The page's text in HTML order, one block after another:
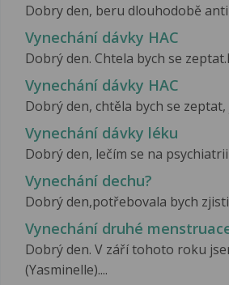
Dobry den, beru dlouhodobě
Vynechání dávky HAC
Dobrý den. Chtela bych se
Vynechání dávky HAC
Dobrý den, chtěla bych se
Vynechání dávky léku
Dobrý den, lečím se na
Vynechání dechu?
Dobrý den,potřebovala bych
Vynechání druhé
Dobrý den. V září tohoto roku
(Yasminelle)....